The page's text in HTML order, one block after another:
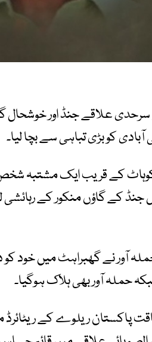
سرحدی علاقے جنڈ اور
کو بڑی تباہی سے بچا لیا۔
کے قریب ایک مشتبہ شخص
کے گاؤں منکور کے
آور نے گھبراہٹ میں خود
حملہ آور بھی ہلاک ہوگیا۔
پاکستان ریلوے کے ریٹائرڈ